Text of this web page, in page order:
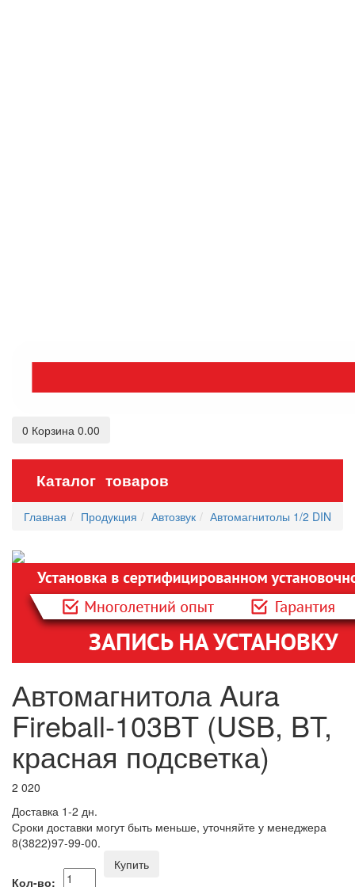
0 Корзина 0.00
Каталог товаров
Главная Продукция Автозвук Автомагнитолы 1/2 DIN
Автомагнитола Aura
Fireball-103BT (USB, BT,
красная подсветка)
2 020
Доставка 1-2 дн.
Сроки доставки могут быть меньше, уточняйте у менеджера
8(3822)97-99-00.
Кол-во:
Купить